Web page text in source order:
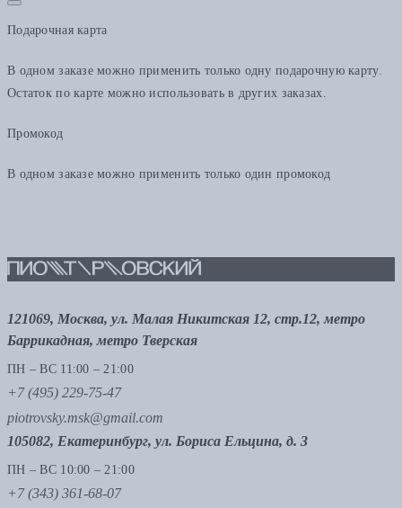
Подарочная карта
В одном заказе можно применить только одну подарочную карту.
Остаток по карте можно использовать в других заказах.
Промокод
В одном заказе можно применить только один промокод
121069, Москва, ул. Малая Никитская 12, стр.12, метро
Баррикадная, метро Тверская
ПН – ВС 11:00 – 21:00
+7 (495) 229-75-47
piotrovsky.msk@gmail.com
105082, Екатеринбург, ул. Бориса Ельцина, д. 3
ПН – ВС 10:00 – 21:00
+7 (343) 361-68-07